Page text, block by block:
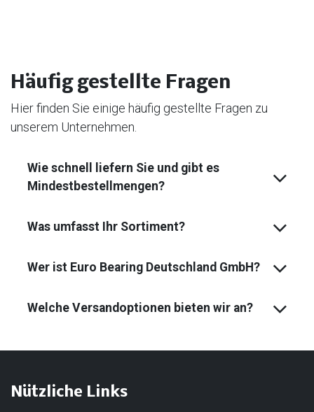
Häufig gestellte Fragen
Hier finden Sie einige häufig gestellte Fragen zu
unserem Unternehmen.
Wie schnell liefern Sie und gibt es
Mindest­bestell­mengen?
Was umfasst Ihr Sortiment?
Wer ist Euro Bearing Deutschland GmbH?
Welche Versandoptionen bieten wir an?
Nützliche Links